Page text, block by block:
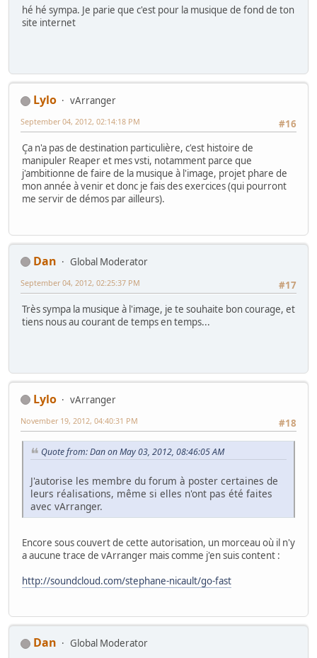
hé hé sympa. Je parie que c'est pour la musique de fond de ton
site internet
Lylo
vArranger
#16
September 04, 2012, 02:14:18 PM
Ça n'a pas de destination particulière, c'est histoire de
manipuler Reaper et mes vsti, notamment parce que
j'ambitionne de faire de la musique à l'image, projet phare de
mon année à venir et donc je fais des exercices (qui pourront
me servir de démos par ailleurs).
Dan
Global Moderator
#17
September 04, 2012, 02:25:37 PM
Très sympa la musique à l'image, je te souhaite bon courage, et
tiens nous au courant de temps en temps...
Lylo
vArranger
#18
November 19, 2012, 04:40:31 PM
Quote from: Dan on May 03, 2012, 08:46:05 AM
J'autorise les membre du forum à poster certaines de
leurs réalisations, même si elles n'ont pas été faites
avec vArranger.
Encore sous couvert de cette autorisation, un morceau où il n'y
a aucune trace de vArranger mais comme j'en suis content :
http://soundcloud.com/stephane-nicault/go-fast
Dan
Global Moderator